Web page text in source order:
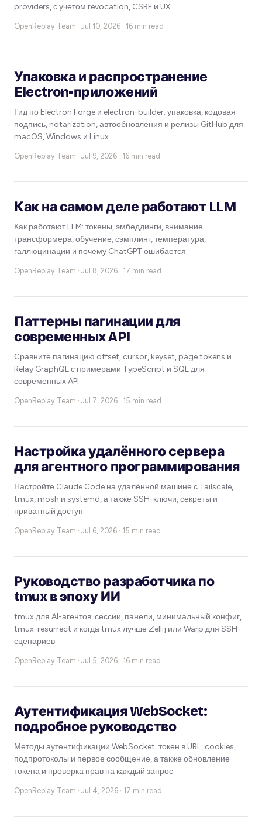
providers, с учетом revocation, CSRF и UX.
OpenReplay Team · Jul 10, 2026 · 16 min read
Упаковка и распространение
Electron-приложений
Гид по Electron Forge и electron-builder: упаковка, кодовая
подпись, notarization, автообновления и релизы GitHub для
macOS, Windows и Linux.
OpenReplay Team · Jul 9, 2026 · 16 min read
Как на самом деле работают LLM
Как работают LLM: токены, эмбеддинги, внимание
трансформера, обучение, сэмплинг, температура,
галлюцинации и почему ChatGPT ошибается.
OpenReplay Team · Jul 8, 2026 · 17 min read
Паттерны пагинации для
современных API
Сравните пагинацию offset, cursor, keyset, page tokens и
Relay GraphQL с примерами TypeScript и SQL для
современных API.
OpenReplay Team · Jul 7, 2026 · 15 min read
Настройка удалённого сервера
для агентного программирования
Настройте Claude Code на удалённой машине с Tailscale,
tmux, mosh и systemd, а также SSH-ключи, секреты и
приватный доступ.
OpenReplay Team · Jul 6, 2026 · 15 min read
Руководство разработчика по
tmux в эпоху ИИ
tmux для AI-агентов: сессии, панели, минимальный конфиг,
tmux-resurrect и когда tmux лучше Zellij или Warp для SSH-
сценариев.
OpenReplay Team · Jul 5, 2026 · 16 min read
Аутентификация WebSocket:
подробное руководство
Методы аутентификации WebSocket: токен в URL, cookies,
подпротоколы и первое сообщение, а также обновление
токена и проверка прав на каждый запрос.
OpenReplay Team · Jul 4, 2026 · 17 min read